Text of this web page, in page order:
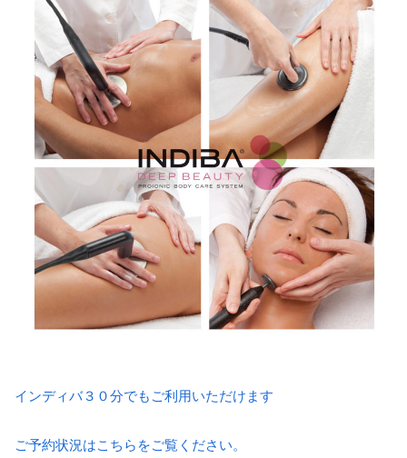
インディバ３０分でもご利用いただけます
ご予約状況はこちらをご覧ください。